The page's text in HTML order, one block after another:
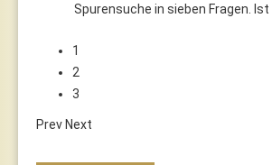
Spurensuche in sieben Fragen. Ist
1
2
3
PrevNext